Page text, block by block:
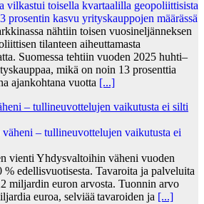
nähtiin toisen vuosineljänneksen
tilanteen aiheuttamasta
Suomessa tehtiin vuoden 2025 huhti–
mikä on noin 13 prosenttia
ajankohtana vuotta [...]
– tullineuvottelujen vaikutusta ei silti
vienti Yhdysvaltoihin väheni vuoden
% edellisvuotisesta. Tavaroita ja palveluita
miljardin euron arvosta. Tuonnin arvo
euroa, selviää tavaroiden ja [...]